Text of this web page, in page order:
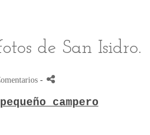
de San Isidro.
-
campero